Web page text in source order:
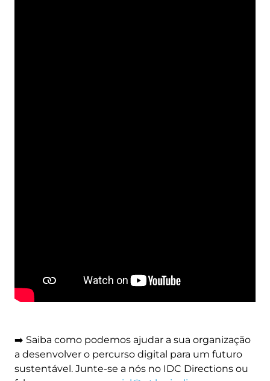
➡️ Saiba como podemos ajudar a sua organização
a desenvolver o percurso digital para um futuro
sustentável. Junte-se a nós no IDC Directions ou